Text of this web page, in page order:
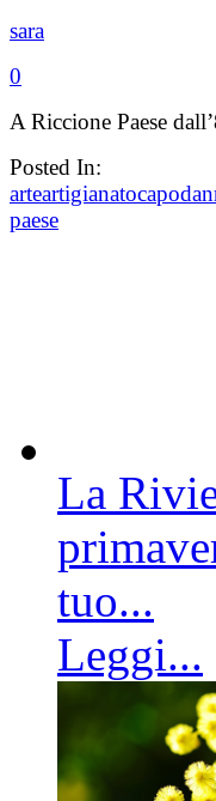
sara
0
A Riccione Paese
Posted In:
arteartigianato
paese
La
tuo...
Leggi...